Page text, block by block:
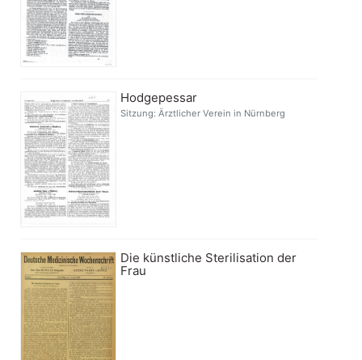
Hodgepessar
Sitzung: Ärztlicher Verein in Nürnberg
Die künstliche Sterilisation der
Frau